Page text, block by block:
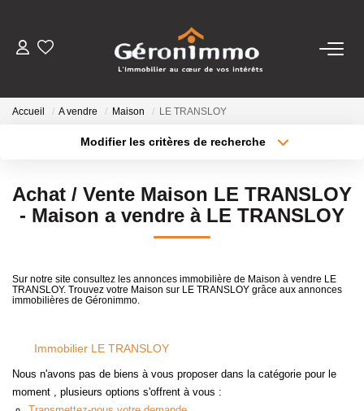
NOTRE AGENCE
Accueil A vendre Maison LE TRANSLOY
Modifier les critères de recherche
Type de bien
Budget max Plus de critères
Achat / Vente Maison LE TRANSLOY
- Maison a vendre à LE TRANSLOY
Sur notre site consultez les annonces immobilière de Maison à vendre LE
TRANSLOY. Trouvez votre Maison sur LE TRANSLOY grâce aux annonces
immobilières de Géronimmo.
Immobilier LE TRANSLOY
Nous n'avons pas de biens à vous proposer dans la catégorie pour le
moment , plusieurs options s'offrent à vous :